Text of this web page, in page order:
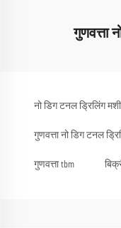
गुणवत्ता
नो डिग टनल ड्रिलिंग
गुणवत्ता नो डिग टनल
गुणवत्ता tbm